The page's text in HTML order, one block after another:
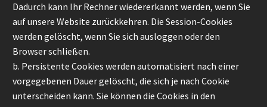
Dadurch kann Ihr Rechner wiedererkannt werden, wenn Sie
auf unsere Website zurückkehren. Die Session-Cookies
werden gelöscht, wenn Sie sich ausloggen oder den
Browser schließen.
b. Persistente Cookies werden automatisiert nach einer
vorgegebenen Dauer gelöscht, die sich je nach Cookie
unterscheiden kann. Sie können die Cookies in den